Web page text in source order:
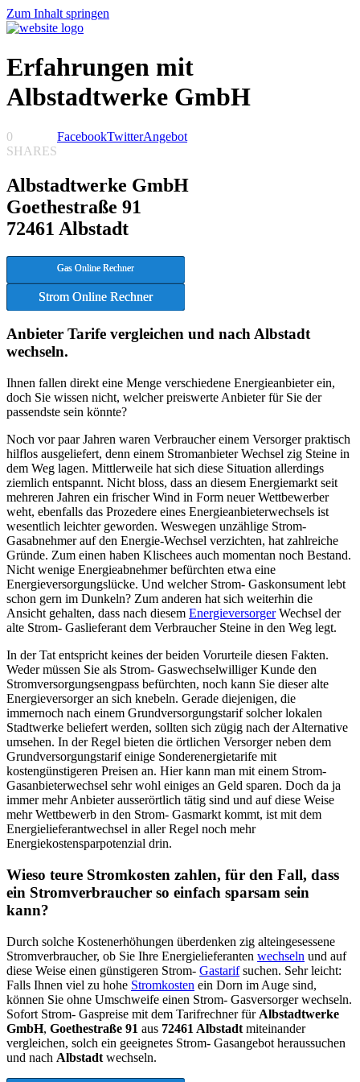
Zum Inhalt springen
Erfahrungen mit
Albstadtwerke GmbH
0
SHARES
FacebookTwitterAngebot
Albstadtwerke GmbH
Goethestraße 91
72461 Albstadt
Gas Online Rechner
Strom Online Rechner
Anbieter Tarife vergleichen und nach Albstadt
wechseln.
Ihnen fallen direkt eine Menge verschiedene Energieanbieter ein,
doch Sie wissen nicht, welcher preiswerte Anbieter für Sie der
passendste sein könnte?
Noch vor paar Jahren waren Verbraucher einem Versorger praktisch
hilflos ausgeliefert, denn einem Stromanbieter Wechsel zig Steine in
dem Weg lagen. Mittlerweile hat sich diese Situation allerdings
ziemlich entspannt. Nicht bloss, dass an diesem Energiemarkt seit
mehreren Jahren ein frischer Wind in Form neuer Wettbewerber
weht, ebenfalls das Prozedere eines Energieanbieterwechsels ist
wesentlich leichter geworden. Weswegen unzählige Strom-
Gasabnehmer auf den Energie-Wechsel verzichten, hat zahlreiche
Gründe. Zum einen haben Klischees auch momentan noch Bestand.
Nicht wenige Energieabnehmer befürchten etwa eine
Energieversorgungslücke. Und welcher Strom- Gaskonsument lebt
schon gern im Dunkeln? Zum anderen hat sich weiterhin die
Ansicht gehalten, dass nach diesem EnergieversorgerWechsel der
alte Strom- Gaslieferant dem Verbraucher Steine in den Weg legt.
In der Tat entspricht keines der beiden Vorurteile diesen Fakten.
Weder müssen Sie als Strom- Gaswechselwilliger Kunde den
Stromversorgungsengpass befürchten, noch kann Sie dieser alte
Energieversorger an sich knebeln. Gerade diejenigen, die
immernoch nach einem Grundversorgungstarif solcher lokalen
Stadtwerke beliefert werden, sollten sich zügig nach der Alternative
umsehen. In der Regel bieten die örtlichen Versorger neben dem
Grundversorgungstarif einige Sonderenergietarife mit
kostengünstigeren Preisen an. Hier kann man mit einem Strom-
Gasanbieterwechsel sehr wohl einiges an Geld sparen. Doch da ja
immer mehr Anbieter ausserörtlich tätig sind und auf diese Weise
mehr Wettbewerb in den Strom- Gasmarkt kommt, ist mit dem
Energielieferantwechsel in aller Regel noch mehr
Energiekostensparpotenzial drin.
Wieso teure Stromkosten zahlen, für den Fall, dass
ein Stromverbraucher so einfach sparsam sein
kann?
Durch solche Kostenerhöhungen überdenken zig alteingesessene
Stromverbraucher, ob Sie Ihre Energielieferanten wechseln und auf
diese Weise einen günstigeren Strom- Gastarifsuchen. Sehr leicht:
Falls Ihnen viel zu hohe Stromkosten ein Dorn im Auge sind,
können Sie ohne Umschweife einen Strom- Gasversorger wechseln.
Sofort Strom- Gaspreise mit dem Tarifrechner für Albstadtwerke
GmbH, Goethestraße 91 aus 72461 Albstadt miteinander
vergleichen, solch ein geeignetes Strom- Gasangebot heraussuchen
und nach Albstadt wechseln.